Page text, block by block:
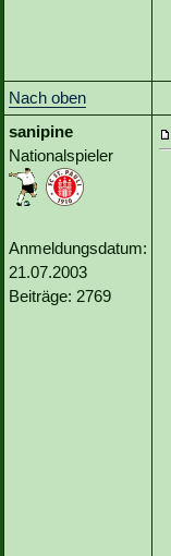
Nach oben
sanipine
Nationalspieler
Anmeldungsdatum:
21.07.2003
Beiträge: 2769